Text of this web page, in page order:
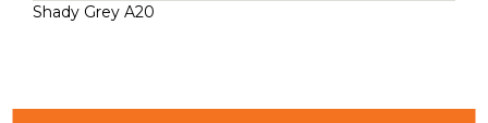
Shady Grey A20